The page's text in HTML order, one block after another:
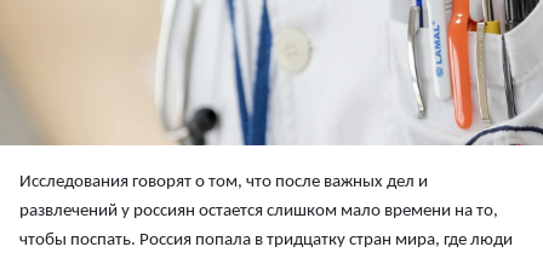
Исследования говорят о том, что после важных дел и
развлечений у россиян остается слишком мало времени на то,
чтобы поспать. Россия попала в тридцатку стран мира, где люди